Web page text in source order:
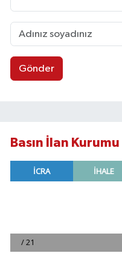
Gönder
Basın İlan Kurumu